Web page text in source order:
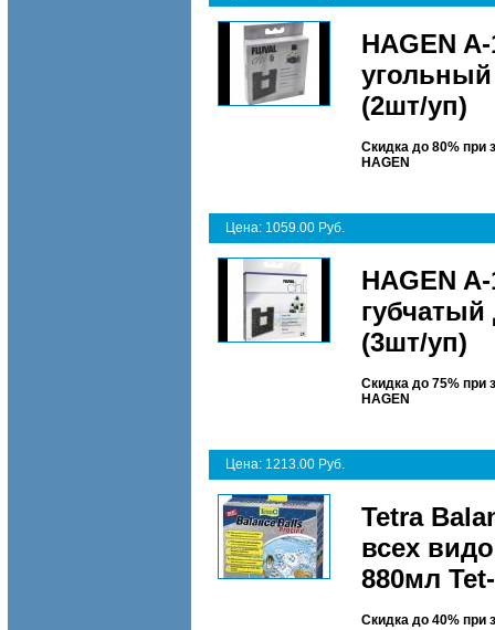
HAGEN
(2шт/уп)
Скидка до 80% при
HAGEN
Цена: 1059.00 Руб.
HAGEN
(3шт/уп)
Скидка до 75% при
HAGEN
Цена: 1213.00 Руб.
Tetra
всех
880мл
Скидка до 40% при